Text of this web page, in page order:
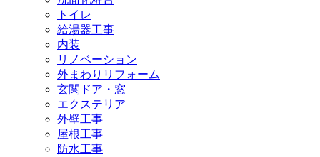
トイレ
給湯器工事
内装
リノベーション
外まわりリフォーム
玄関ドア・窓
エクステリア
外壁工事
屋根工事
防水工事